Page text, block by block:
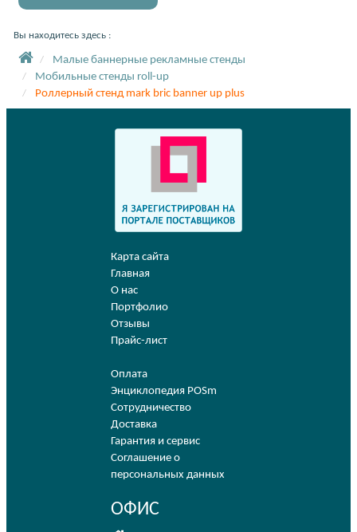
Вы находитесь здесь :
Малые баннерные рекламные стенды
Мобильные стенды roll-up
Роллерный стенд mark bric banner up plus
Карта сайта
Главная
О нас
Портфолио
Отзывы
Прайс-лист
Оплата
Энциклопедия POSm
Сотрудничество
Доставка
Гарантия и сервис
Соглашение о
персональных данных
ОФИС